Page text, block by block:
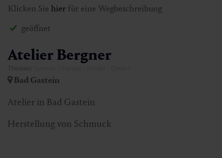
Klicken Sie hier für eine Wegbeschreibung
Atelier Bergner
geöffnet
Bad Gastein
Atelier in Bad Gastein
Herstellung von Schmuck